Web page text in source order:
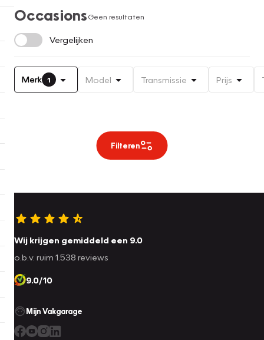
OccasionsGeen resultaten
Vergelijken
Merk 1 Model Transmissie Prijs
Filteren
Wij krijgen gemiddeld een 9.0
o.b.v. ruim 1.538 reviews
9.0/10
Mijn Vakgarage